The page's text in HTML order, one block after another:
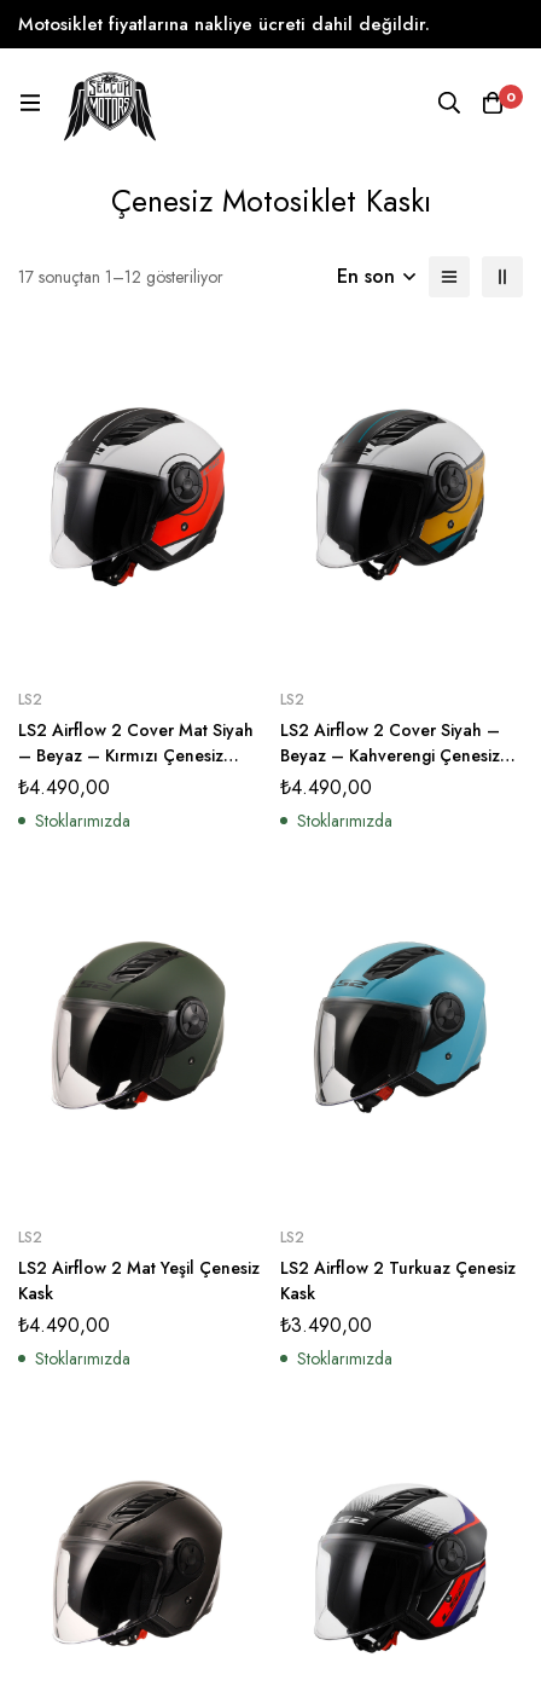
Motosiklet fiyatlarına nakliye ücreti dahil değildir.
0
Çenesiz Motosiklet Kaskı
17 sonuçtan 1–12 gösteriliyor En son
LS2
LS2 Airflow 2 Cover Mat Siyah
– Beyaz – Kırmızı Çenesiz
Kask
₺4.490,00
Stoklarımızda
LS2
LS2 Airflow 2 Cover Siyah –
Beyaz – Kahverengi Çenesiz
Kask
₺4.490,00
Stoklarımızda
LS2
LS2 Airflow 2 Mat Yeşil Çenesiz
Kask
₺4.490,00
Stoklarımızda
LS2
LS2 Airflow 2 Turkuaz Çenesiz
Kask
₺3.490,00
Stoklarımızda